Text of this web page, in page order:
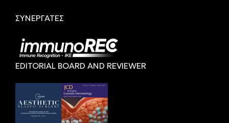
ΣΥΝΕΡΓΑΤΕΣ
EDITORIAL BOARD AND REVIEWER